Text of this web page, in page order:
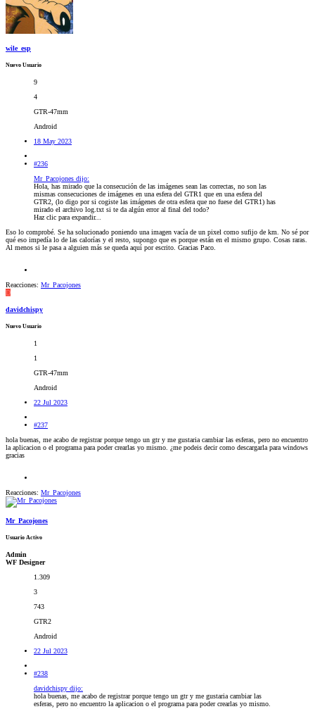
wile_esp
Nuevo Usuario
9
4
GTR-47mm
Android
18 May 2023
#236
Mr_Pacojones dijo:
Hola, has mirado que la consecución de las imágenes sean las correctas, no son las
mismas consecuciones de imágenes en una esfera del GTR1 que en una esfera del
GTR2, (lo digo por si cogiste las imágenes de otra esfera que no fuese del GTR1) has
mirado el archivo log.txt si te da algún error al final del todo?
Haz clic para expandir...
Eso lo comprobé. Se ha solucionado poniendo una imagen vacía de un pixel como sufijo de km. No sé por
qué eso impedía lo de las calorías y el resto, supongo que es porque están en el mismo grupo. Cosas raras.
Al menos si le pasa a alguien más se queda aquí por escrito. Gracias Paco.
Reacciones: Mr_Pacojones
D
davidchispy
Nuevo Usuario
1
1
GTR-47mm
Android
22 Jul 2023
#237
hola buenas, me acabo de registrar porque tengo un gtr y me gustaria cambiar las esferas, pero no encuentro
la aplicacion o el programa para poder crearlas yo mismo. ¿me podeis decir como descargarla para windows
gracias
Reacciones: Mr_Pacojones
Mr_Pacojones
Usuario Activo
Admin
WF Designer
1.309
3
743
GTR2
Android
22 Jul 2023
#238
davidchispy dijo:
hola buenas, me acabo de registrar porque tengo un gtr y me gustaria cambiar las
esferas, pero no encuentro la aplicacion o el programa para poder crearlas yo mismo.